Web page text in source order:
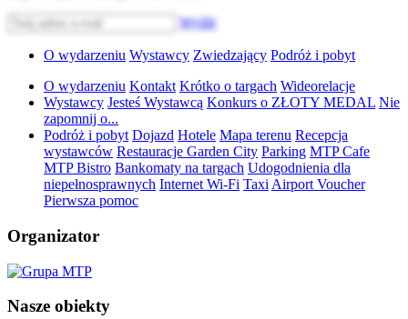
Wyślij
O wydarzeniu Wystawcy Zwiedzający Podróż i pobyt
O wydarzeniu Kontakt Krótko o targach Wideorelacje
Wystawcy Jesteś Wystawcą Konkurs o ZŁOTY MEDAL Nie
zapomnij o...
Podróż i pobyt Dojazd Hotele Mapa terenu Recepcja
wystawców Restauracje Garden City Parking MTP Cafe
MTP Bistro Bankomaty na targach Udogodnienia dla
niepełnosprawnych Internet Wi-Fi Taxi Airport Voucher
Pierwsza pomoc
Organizator
Nasze obiekty